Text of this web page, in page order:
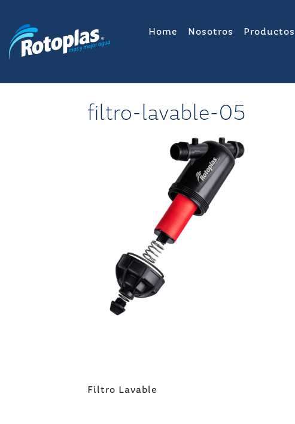
contenido
Home Nosotros Productos
filtro-lavable-05
Navegación
Filtro Lavable